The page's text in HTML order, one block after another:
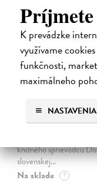
Príjmete
K prevádzke
využívame
funkčnosti,
maximálneho
NASTAVENIA
kolektív autorov| Kniha
Chcete spoznať
knižného sprievodcu
slovenskej…
Na sklade ?